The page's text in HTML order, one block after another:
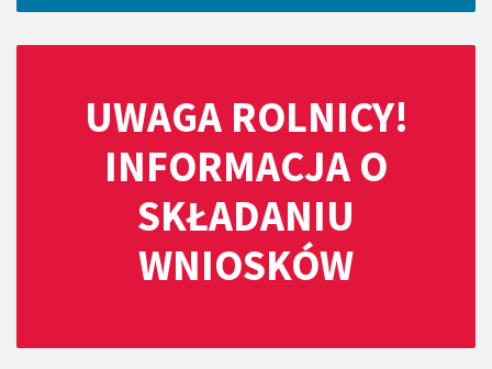
UWAGA ROLNICY!
INFORMACJA O
SKŁADANIU
WNIOSKÓW